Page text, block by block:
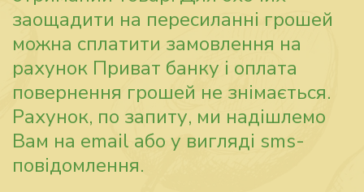
заощадити на пересиланні грошей
можна сплатити замовлення на
рахунок Приват банку і оплата
повернення грошей не знімається.
Рахунок, по запиту, ми надішлемо
Вам на email або у вигляді sms-
повідомлення.